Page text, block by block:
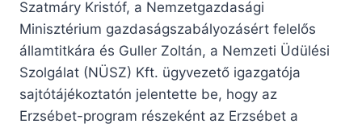
Szatmáry Kristóf, a Nemzetgazdasági
Minisztérium gazdaságszabályozásért felelős
államtitkára és Guller Zoltán, a Nemzeti Üdülési
Szolgálat (NÜSZ) Kft. ügyvezető igazgatója
sajtótájékoztatón jelentette be, hogy az
Erzsébet-program részeként az Erzsébet a